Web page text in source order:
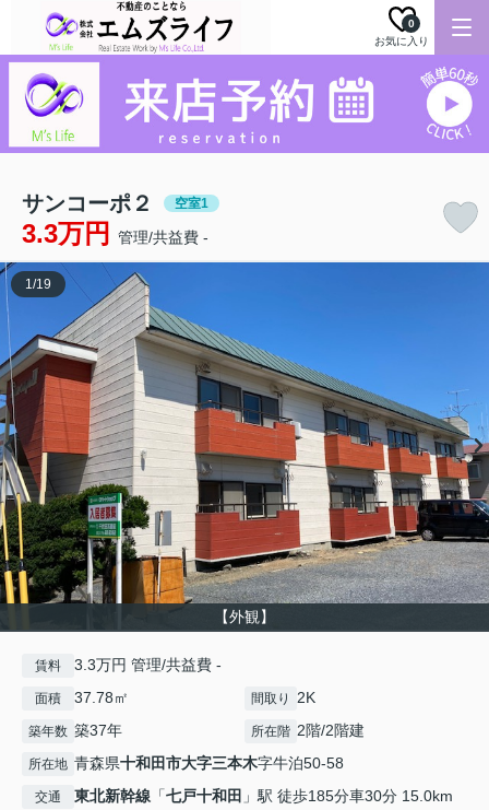
お気に入り
0
サンコーポ２ 空室1
3.3万円 管理/共益費 -
【外観】
1 /19
賃料 3.3万円 管理/共益費 -
面積 37.78㎡ 間取り 2K
築年数 築37年 所在階 2階/2階建
所在地 青森県十和田市大字三本木字牛泊50-58
交通 東北新幹線 「七戸十和田 」駅 徒歩185分車30分 15.0km